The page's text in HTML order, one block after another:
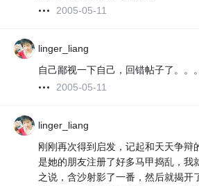
2005-05-11
linger_liang
自己鄙视一下自己，回错帖子了。。
2005-05-11
linger_liang
刚刚再次得到启发，记起和天天争辩
是她的朋友注册了好多马甲捣乱，我
之说，含沙射影了一番，然后就揭开